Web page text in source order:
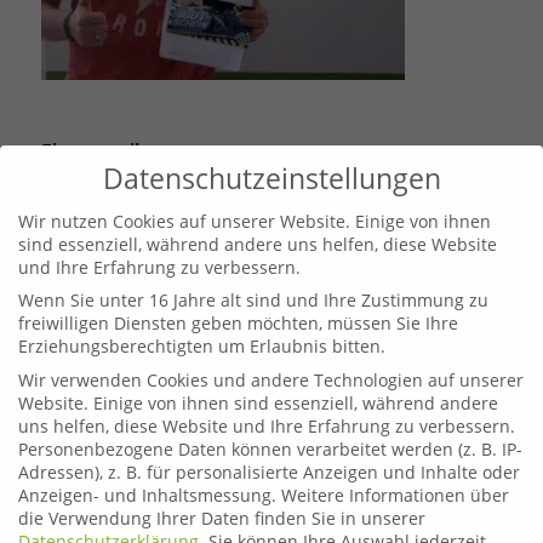
Eintrag teilen
Leoben
Telefon:03842 44254
Email:fahrschule.leoben@plonner.at
Datenschutzeinstellungen
Wir nutzen Cookies auf unserer Website. Einige von ihnen
sind essenziell, während andere uns helfen, diese Website
und Ihre Erfahrung zu verbessern.
Wenn Sie unter 16 Jahre alt sind und Ihre Zustimmung zu
freiwilligen Diensten geben möchten, müssen Sie Ihre
Erziehungsberechtigten um Erlaubnis bitten.
Wir verwenden Cookies und andere Technologien auf unserer
Website. Einige von ihnen sind essenziell, während andere
uns helfen, diese Website und Ihre Erfahrung zu verbessern.
Personenbezogene Daten können verarbeitet werden (z. B. IP-
Adressen), z. B. für personalisierte Anzeigen und Inhalte oder
Anzeigen- und Inhaltsmessung. Weitere Informationen über
die Verwendung Ihrer Daten finden Sie in unserer